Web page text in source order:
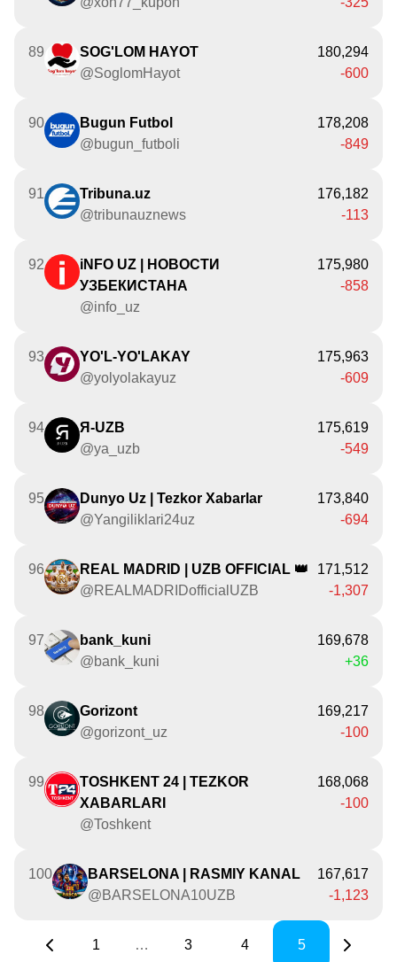
89
SOG'LOM HAYOT ️️
@SoglomHayot
180,294
-600
90
Bugun Futbol
@bugun_futboli
178,208
-849
91
Tribuna.uz
@tribunauznews
176,182
-113
92
iNFO UZ | НОВОСТИ
УЗБЕКИСТАНА
@info_uz
175,980
-858
93
YO'L-YO'LAKAY
@yolyolakayuz
175,963
-609
94
Я-UZB
@ya_uzb
175,619
-549
95
Dunyo Uz | Tezkor Xabarlar
@Yangiliklari24uz
173,840
-694
96
REAL MADRID | UZB OFFICIAL 👑
@REALMADRIDofficialUZB
171,512
-1,307
97
bank_kuni
@bank_kuni
169,678
+36
98
Gorizont
@gorizont_uz
169,217
-100
99
TOSHKENT 24 | TEZKOR
XABARLARI
@Toshkent
168,068
-100
100
BARSELONA | RASMIY KANAL
@BARSELONA10UZB
167,617
-1,123
1 … 3 4 5